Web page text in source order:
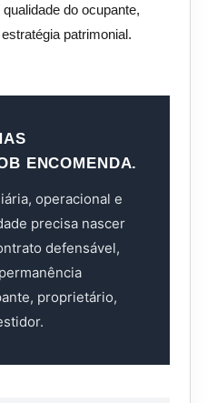
do ocupante,
patrimonial.
ENCOMENDA.
operacional e
precisa nascer
defensável,
proprietário,